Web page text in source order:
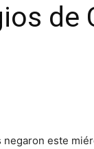
de
este